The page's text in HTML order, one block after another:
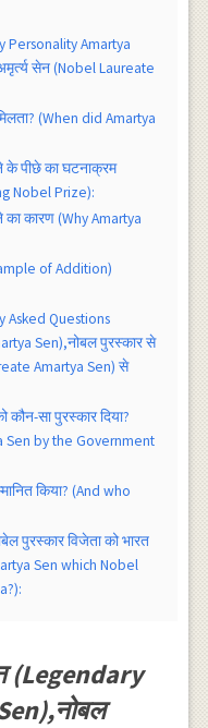
Personality Amartya
सेन (Nobel Laureate
(When did Amartya
के पीछे का घटनाक्रम
Nobel Prize):
का कारण (Why Amartya
of Addition)
Asked Questions
Sen),नोबल पुरस्कार से
Amartya Sen) से
सा पुरस्कार दिया?
Sen by the Government
किया? (And who
पुरस्कार विजेता को भारत
Sen which Nobel
(Legendary